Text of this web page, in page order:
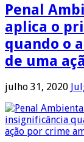
Penal
aplica o
quando o
de uma
julho 31, 2020